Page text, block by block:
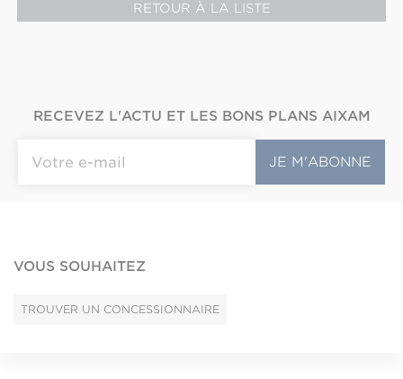
RETOUR À LA LISTE
RECEVEZ L'ACTU ET LES BONS PLANS AIXAM
VOUS SOUHAITEZ
TROUVER UN CONCESSIONNAIRE